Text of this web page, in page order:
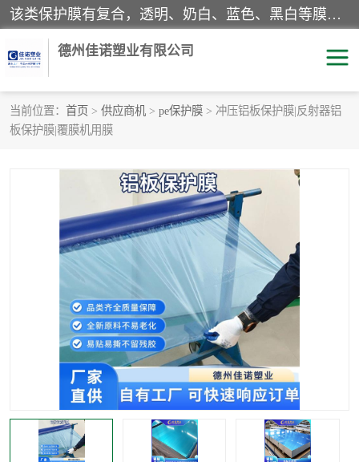
该类保护膜有复合，透明、奶白、蓝色、黑白等膜型。特高粘，高粘，中高粘，中粘，中低粘，低粘等。对于不同的粘力要求有相应的产品相适配。无胶渍残留污染。在较宽的收卷幅度下平整无皱纹，收卷长度大，利于机械化及自动化施工粘贴。为您的产品提供的表面保护解决方案。 产品广泛适用于：铝材、不锈钢、金属、塑料、电子、家电、家具、玻璃、化工材料、装饰材料等。
德州佳诺塑业有限公司
当前位置： 首页 > 供应商机 > pe保护膜 > 冲压铝板保护膜|反射器铝
板保护膜|覆膜机用膜
pe保护膜
家具保护膜
拉伸缠绕膜 透明保护膜
黑白保护膜 乳白保护膜
明蓝保护膜 纯黑保护膜
印字保护膜 彩钢板保护膜
不绣钢板保护膜 两边上胶保护膜
窗缝阻风胶带 铝板保护膜
不锈钢板保护膜 一次性隔离膜